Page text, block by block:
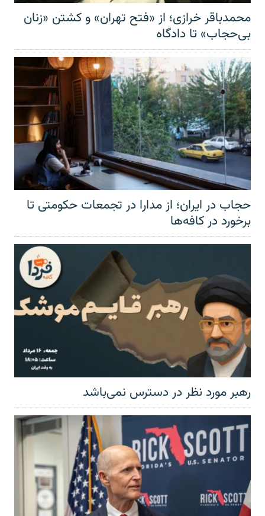
محمدباقر خرازی؛ از «فتح تهران» و کشتن «زنان
بی‌حجاب» تا دادگاه
حجاب در ایران؛ از مدارا در تجمعات حکومتی تا
برخورد در کافه‌ها
رهبر مورد نظر در دسترس نمی‌باشد